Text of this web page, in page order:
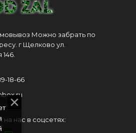
Можно забрать по
г Щелково ул.
18-66
нас в соцсетях: